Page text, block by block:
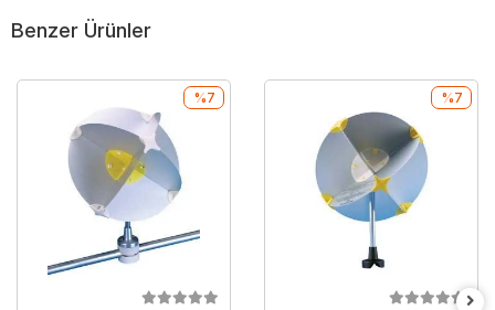
Benzer Ürünler
%7 %7